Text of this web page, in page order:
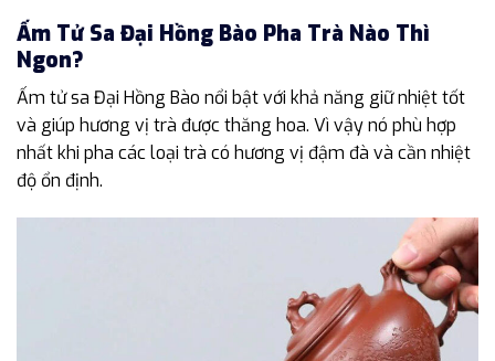
Ấm Tử Sa Đại Hồng Bào Pha Trà Nào Thì
Ngon?
Ấm tử sa Đại Hồng Bào nổi bật với khả năng giữ nhiệt tốt
và giúp hương vị trà được thăng hoa. Vì vậy nó phù hợp
nhất khi pha các loại trà có hương vị đậm đà và cần nhiệt
độ ổn định.